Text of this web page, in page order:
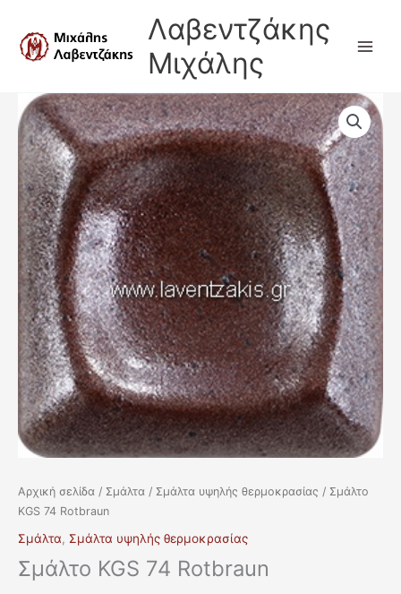
περιεχόμενο
Λαβεντζάκης
Μιχάλης
Αρχική σελίδα / Σμάλτα / Σμάλτα υψηλής θερμοκρασίας / Σμάλτο
KGS 74 Rotbraun
Σμάλτα, Σμάλτα υψηλής θερμοκρασίας
Σμάλτο KGS 74 Rotbraun